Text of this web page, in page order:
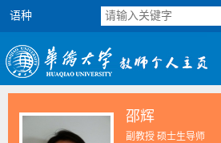
语种
邵辉
副教授 硕士生导师